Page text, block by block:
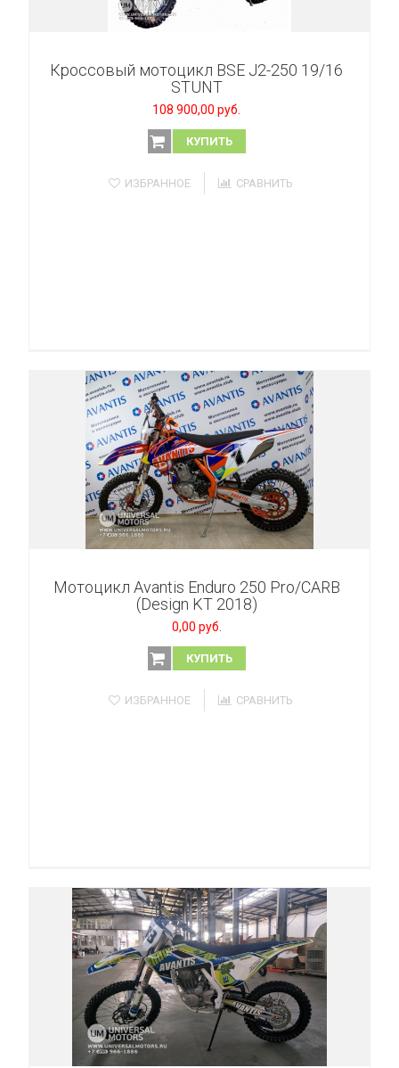
Кроссовый мотоцикл BSE J2-250 19/16
STUNT
108 900,00 руб.
КУПИТЬ
ИЗБРАННОЕ СРАВНИТЬ
Мотоцикл Avantis Enduro 250 Pro/CARB
(Design KT 2018)
0,00 руб.
КУПИТЬ
ИЗБРАННОЕ СРАВНИТЬ